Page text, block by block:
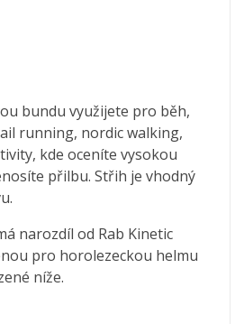
bundu využijete pro běh,
running, nordic walking,
kde oceníte vysokou
přilbu. Střih je vhodný
narozdíl od Rab Kinetic
pro horolezeckou helmu
níže.